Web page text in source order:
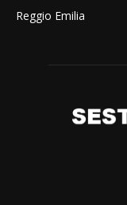
Reggio Emilia